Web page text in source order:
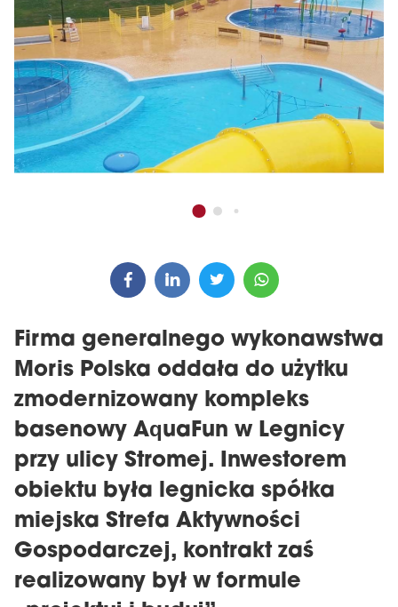
Firma generalnego wykonawstwa
Moris Polska oddała do użytku
zmodernizowany kompleks
basenowy AquaFun w Legnicy
przy ulicy Stromej. Inwestorem
obiektu była legnicka spółka
miejska Strefa Aktywności
Gospodarczej, kontrakt zaś
realizowany był w formule